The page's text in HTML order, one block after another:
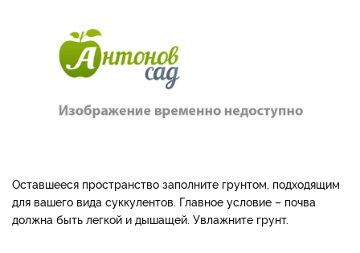
Оставшееся пространство заполните грунтом, подходящим
для вашего вида суккулентов. Главное условие – почва
должна быть легкой и дышащей. Увлажните грунт.